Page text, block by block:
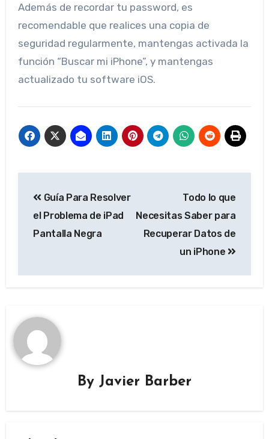
Además de recordar tu password, es
recomendable que realices una copia de
seguridad regularmente, mantengas activada la
función “Buscar mi iPhone”, y mantengas
actualizado tu software iOS.
navigation
Guía Para Resolver
el Problema de iPad
Pantalla Negra
Todo lo que
Necesitas Saber para
Recuperar Datos de
un iPhone
By Javier Barber